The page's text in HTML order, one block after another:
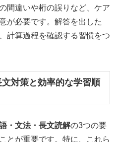
間違いや桁の誤りなど、ケア
が必要です。解答を出した
計算過程を確認する習慣をつ
対策と効率的な学習順
・文法・長文読解の3つの要
とが重要です。特に、これら